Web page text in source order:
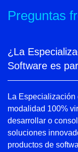
Preguntas
¿La
Software es
La
modalidad 100%
desarrollar o
soluciones
productos de